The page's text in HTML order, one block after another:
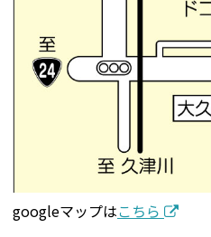
googleマップはこちら